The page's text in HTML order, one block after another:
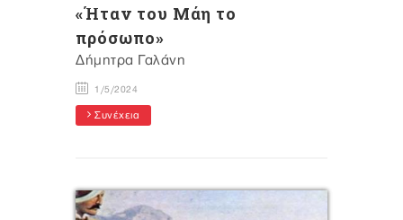
«Ήταν του Μάη το
πρόσωπο»
Δήμητρα Γαλάνη
1/5/2024
Συνέχεια